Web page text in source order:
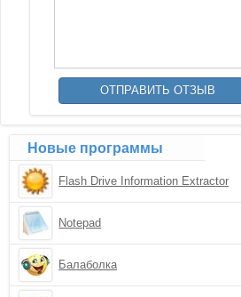
Новые программы
Flash Drive Information Extractor
Notepad
Балаболка